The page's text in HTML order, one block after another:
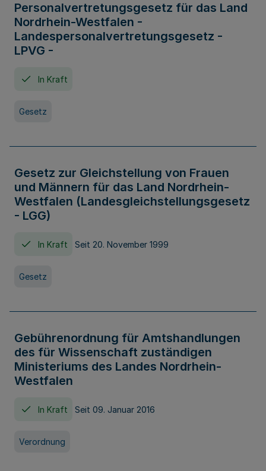
Personalvertretungsgesetz für das Land
Nordrhein-Westfalen -
Landespersonalvertretungsgesetz -
LPVG -
In Kraft
Gesetz
Gesetz zur Gleichstellung von Frauen
und Männern für das Land Nordrhein-
Westfalen (Landesgleichstellungsgesetz
- LGG)
In Kraft Seit 20. November 1999
Gesetz
Gebührenordnung für Amtshandlungen
des für Wissenschaft zuständigen
Ministeriums des Landes Nordrhein-
Westfalen
In Kraft Seit 09. Januar 2016
Verordnung